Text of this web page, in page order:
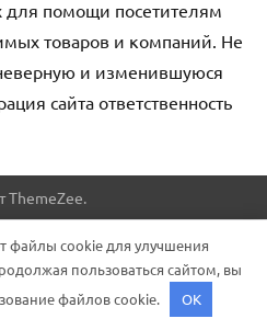
для помощи посетителям
товаров и компаний. Не
и изменившуюся
сайта ответственность
ThemeZee.
файлы cookie для улучшения
пользоваться сайтом, вы
файлов cookie.
OK